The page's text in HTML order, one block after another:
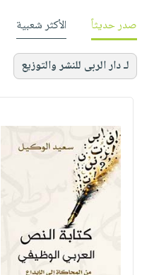
صدر حديثاً الأكثر شعبية
لـ دار الربى للنشر والتوزيع